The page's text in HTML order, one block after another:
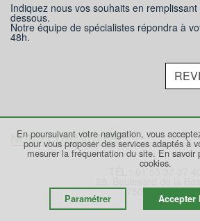
Indiquez nous vos souhaits en
dessous.
Notre équipe de spécialistes répondra à
48h.
NOUS CONTACTER
75012 PARIS
En poursuivant votre navigation, vous
pour vous proposer des services adaptés à
mesurer la fréquentation du site. En savoir
cookies.
Paramétrer Accepter